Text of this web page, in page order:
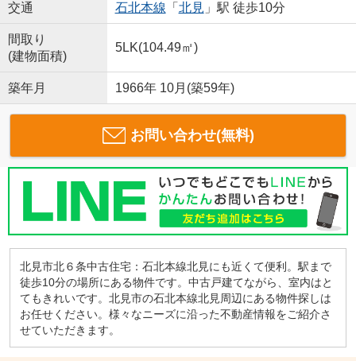
交通 石北本線 「 北見 」駅 徒歩10分
間取り
(建物面積)
5LK(104.49㎡)
築年月 1966年 10月(築59年)
お問い合わせ(無料)
北見市北６条中古住宅：石北本線北見にも近くて便利。駅まで
徒歩10分の場所にある物件です。中古戸建てながら、室内はと
てもきれいです。北見市の石北本線北見周辺にある物件探しは
お任せください。様々なニーズに沿った不動産情報をご紹介さ
せていただきます。